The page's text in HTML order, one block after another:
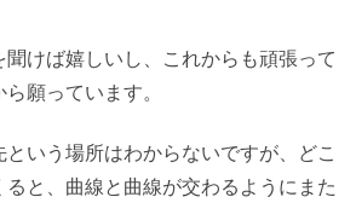
けば嬉しいし、これからも頑張って
願っています。
いう場所はわからないですが、どこ
と、曲線と曲線が交わるようにまた